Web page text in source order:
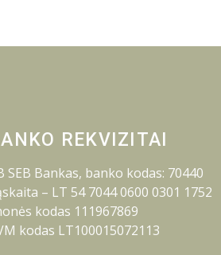
REKVIZITAI
SEB Bankas, banko kodas: 70440
– LT 54 7044 0600 0301 1752
kodas 111967869
kodas LT100015072113